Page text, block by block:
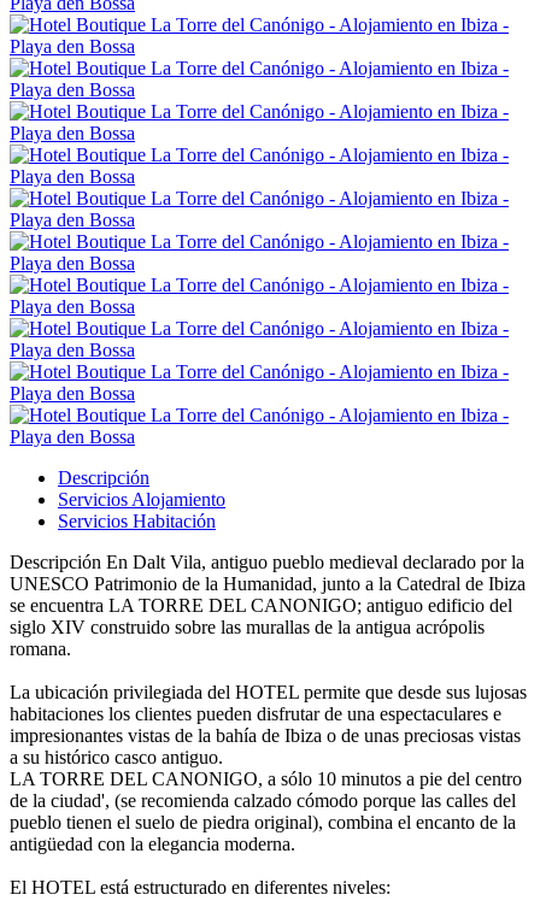
Descripción
Servicios Alojamiento
Servicios Habitación
Descripción En Dalt Vila, antiguo pueblo medieval declarado por la
UNESCO Patrimonio de la Humanidad, junto a la Catedral de Ibiza
se encuentra LA TORRE DEL CANONIGO; antiguo edificio del
siglo XIV construido sobre las murallas de la antigua acrópolis
romana.
La ubicación privilegiada del HOTEL permite que desde sus lujosas
habitaciones los clientes pueden disfrutar de una espectaculares e
impresionantes vistas de la bahía de Ibiza o de unas preciosas vistas
a su histórico casco antiguo.
LA TORRE DEL CANONIGO, a sólo 10 minutos a pie del centro
de la ciudad', (se recomienda calzado cómodo porque las calles del
pueblo tienen el suelo de piedra original), combina el encanto de la
antigüedad con la elegancia moderna.
El HOTEL está estructurado en diferentes niveles: